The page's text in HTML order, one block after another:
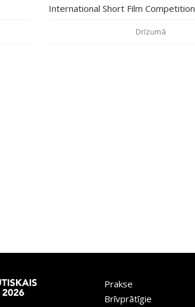
International Short Film Competition
Drīzumā
Prakse
Brīvprātīgie